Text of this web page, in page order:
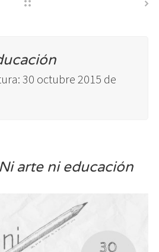
30 octubre 2015 de
Ni arte ni educación